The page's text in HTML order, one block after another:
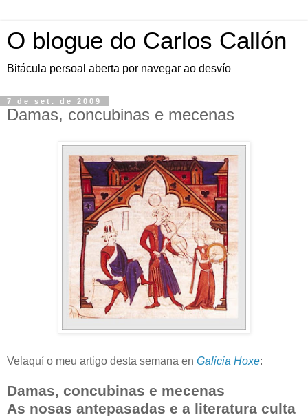
O blogue do Carlos Callón
Bitácula persoal aberta por navegar ao desvío
7 de set. de 2009
Damas, concubinas e mecenas
Velaquí o meu artigo desta semana en Galicia Hoxe:
Damas, concubinas e mecenas
As nosas antepasadas e a literatura culta